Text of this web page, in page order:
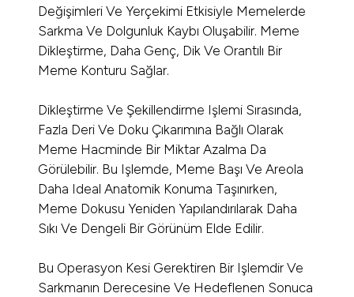
Değişimleri Ve Yerçekimi Etkisiyle Memelerde
Sarkma Ve Dolgunluk Kaybı Oluşabilir. Meme
Dikleştirme, Daha Genç, Dik Ve Orantılı Bir
Meme Konturu Sağlar.
Dikleştirme Ve Şekillendirme Işlemi Sırasında,
Fazla Deri Ve Doku Çıkarımına Bağlı Olarak
Meme Hacminde Bir Miktar Azalma Da
Görülebilir. Bu Işlemde, Meme Başı Ve Areola
Daha Ideal Anatomik Konuma Taşınırken,
Meme Dokusu Yeniden Yapılandırılarak Daha
Sıkı Ve Dengeli Bir Görünüm Elde Edilir.
Bu Operasyon Kesi Gerektiren Bir Işlemdir Ve
Sarkmanın Derecesine Ve Hedeflenen Sonuca